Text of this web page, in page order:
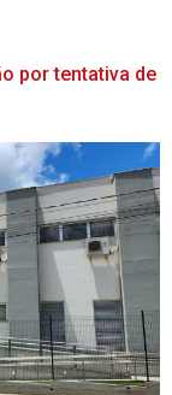
por tentativa de